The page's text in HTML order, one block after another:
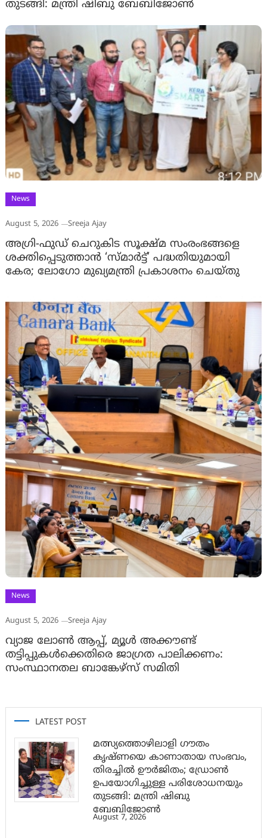
തുടങ്ങി: മന്ത്രി ഷിബു ബേബിജോണ്‍
News
August 5, 2026 Sreeja Ajay
അഗ്രി-ഫുഡ് ചെറുകിട സൂക്ഷ്മ സംരംഭങ്ങളെ
ശക്തിപ്പെടുത്താന്‍ ‘സ്മാര്‍ട്ട്’ പദ്ധതിയുമായി
കേര; ലോഗോ മുഖ്യമന്ത്രി പ്രകാശനം ചെയ്തു
News
August 5, 2026 Sreeja Ajay
വ്യാജ ലോൺ ആപ്പ്, മ്യൂൾ അക്കൗണ്ട്
തട്ടിപ്പുകൾക്കെതിരെ ജാ​ഗ്രത പാലിക്കണം:
സംസ്ഥാനതല ബാങ്കേഴ്സ് സമിതി
LATEST POST
മത്സ്യത്തൊഴിലാളി ഗൗതം
കൃഷ്ണയെ കാണാതായ സംഭവം,
തിരച്ചിൽ ഊർജിതം; ഡ്രോണ്‍
ഉപയോഗിച്ചുള്ള പരിശോധനയും
തുടങ്ങി: മന്ത്രി ഷിബു
ബേബിജോണ്‍
August 7, 2026